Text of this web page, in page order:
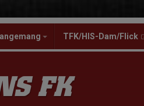
TFK/HIS-Dam/Flick
FK